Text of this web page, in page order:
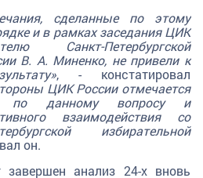
сделанные по этому
и в рамках заседания ЦИК
Санкт-Петербургской
В. А. Миненко, не привели к
, - констатировал
ЦИК России отмечается
по данному вопросу и
взаимодействия со
избирательной
он.
анализ 24-х вновь